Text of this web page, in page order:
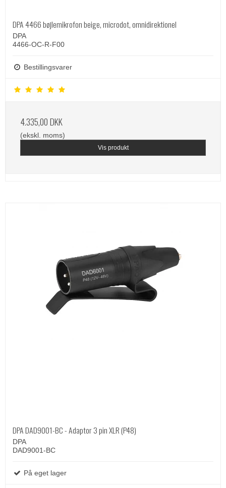
DPA 4466 bøjlemikrofon beige, microdot, omnidirektionel
DPA
4466-OC-R-F00
Bestillingsvarer
4.335,00 DKK
(ekskl. moms)
Vis produkt
DPA DAD9001-BC - Adaptor 3 pin XLR (P48)
DPA
DAD9001-BC
På eget lager